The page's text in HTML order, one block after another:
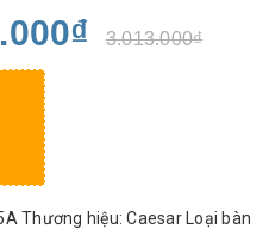
3.013.000₫
Thương hiệu: Caesar Loại bàn